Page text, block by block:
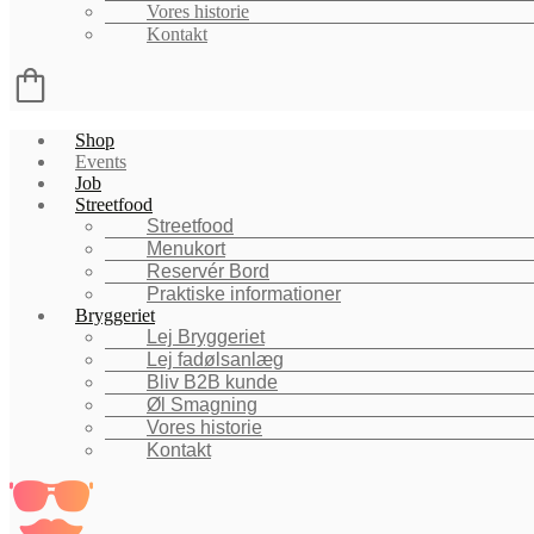
Vores historie
Kontakt
Menu
Shop
Events
Job
Streetfood
Streetfood
Menukort
Reservér Bord
Praktiske informationer
Bryggeriet
Lej Bryggeriet
Lej fadølsanlæg
Bliv B2B kunde
Øl Smagning
Vores historie
Kontakt